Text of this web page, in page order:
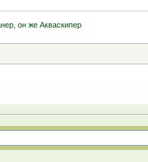
он же Акваскипер